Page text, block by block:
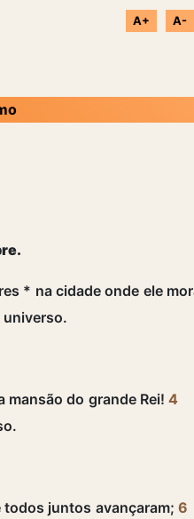
A+ A-
* na cidade onde ele
universo.
mansão do grande Rei!4
todos juntos avançaram;6